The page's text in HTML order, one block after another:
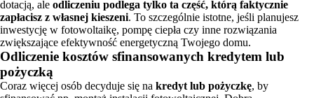
dotacją, ale odliczeniu podlega tylko ta część, którą faktycznie
zapłacisz z własnej kieszeni. To szczególnie istotne, jeśli planujesz
inwestycję w fotowoltaikę, pompę ciepła czy inne rozwiązania
zwiększające efektywność energetyczną Twojego domu.
Odliczenie kosztów sfinansowanych kredytem lub
pożyczką
Coraz więcej osób decyduje się na kredyt lub pożyczkę, by